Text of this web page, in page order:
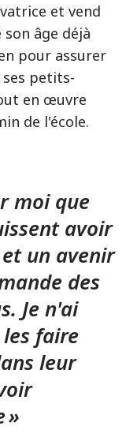
et vend
âge déjà
pour assurer
petits-
en œuvre
de l'école.
moi que
avoir
un avenir
des
Je n'ai
faire
leur
»